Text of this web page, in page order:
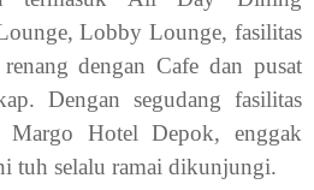
Lobby Lounge, fasilitas
dengan Cafe dan pusat
Dengan segudang fasilitas
Margo Hotel Depok, enggak
tuh selalu ramai dikunjungi.